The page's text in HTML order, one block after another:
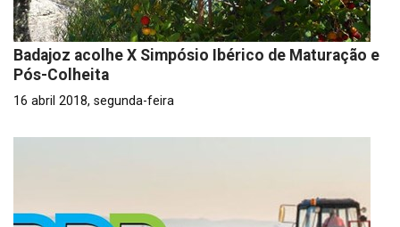
Badajoz acolhe X Simpósio Ibérico de Maturação e
Pós-Colheita
16 abril 2018, segunda-feira